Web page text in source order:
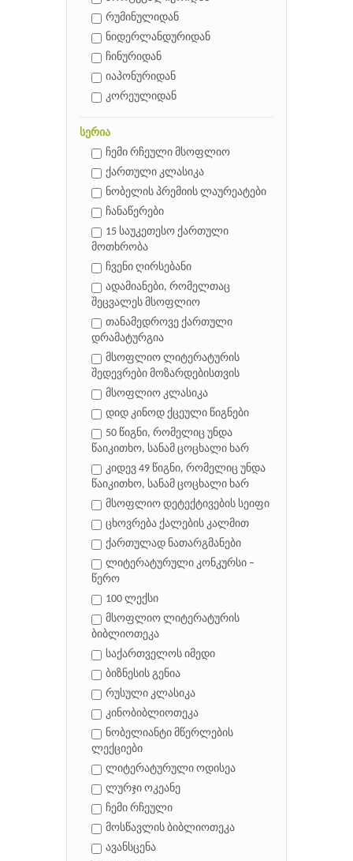
რუმინულიდან
ნიდერლანდურიდან
ჩინურიდან
იაპონურიდან
კორეულიდან
სერია
ჩემი რჩეული მსოფლიო
ქართული კლასიკა
ნობელის პრემიის ლაურეატები
ჩანაწერები
15 საუკეთესო ქართული
მოთხრობა
ჩვენი ღირსებანი
ადამიანები, რომელთაც
შეცვალეს მსოფლიო
თანამედროვე ქართული
დრამატურგია
მსოფლიო ლიტერატურის
შედევრები მოზარდებისთვის
მსოფლიო კლასიკა
დიდ კინოდ ქცეული წიგნები
50 წიგნი, რომელიც უნდა
წაიკითხო, სანამ ცოცხალი ხარ
კიდევ 49 წიგნი, რომელიც უნდა
წაიკითხო, სანამ ცოცხალი ხარ
მსოფლიო დეტექტივების სეიფი
ცხოვრება ქალების კალმით
ქართულად ნათარგმანები
ლიტერატურული კონკურსი –
წერო
100 ლექსი
მსოფლიო ლიტერატურის
ბიბლიოთეკა
საქართველოს იმედი
ბიზნესის გენია
რუსული კლასიკა
კინობიბლიოთეკა
ნობელიანტი მწერლების
ლექციები
ლიტერატურული ოდისეა
ლურჯი ოკეანე
ჩემი რჩეული
მოსწავლის ბიბლიოთეკა
ავანსცენა